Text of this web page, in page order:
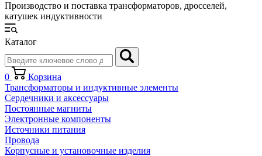
Производство и поставка трансформаторов, дросселей,
катушек индуктивности
Каталог
0
Корзина
Трансформаторы и индуктивные элементы
Сердечники и аксессуары
Постоянные магниты
Электронные компоненты
Источники питания
Провода
Корпусные и установочные изделия